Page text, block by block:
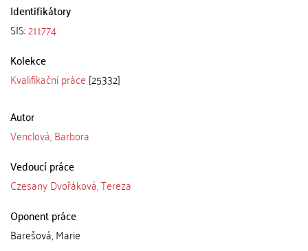
Identifikátory
SIS:211774
Kolekce
Kvalifikační práce [25332]
Autor
Venclová, Barbora
Vedoucí práce
Czesany Dvořáková, Tereza
Oponent práce
Barešová, Marie